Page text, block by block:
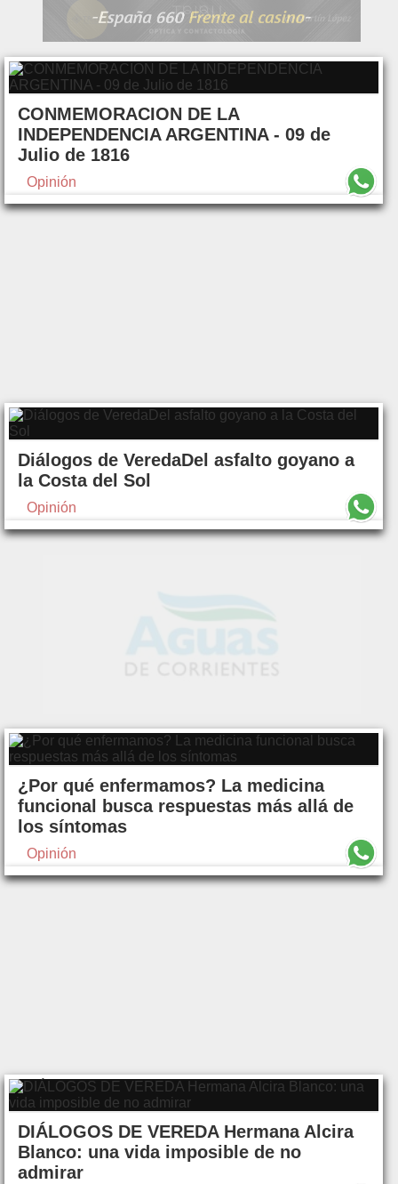
CONMEMORACION DE LA
INDEPENDENCIA ARGENTINA - 09 de
Julio de 1816
Opinión
Diálogos de VeredaDel asfalto goyano a
la Costa del Sol
Opinión
¿Por qué enfermamos? La medicina
funcional busca respuestas más allá de
los síntomas
Opinión
DIÁLOGOS DE VEREDA Hermana Alcira
Blanco: una vida imposible de no
admirar